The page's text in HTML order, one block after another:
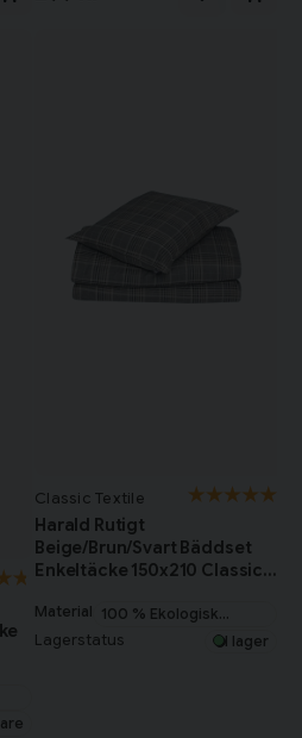
Classic Textile
Harald Rutigt
Beige/Brun/Svart Bäddset
Enkeltäcke 150x210 Classic
Material 100 % Ekologisk
Bomull
Lagerstatus I lager